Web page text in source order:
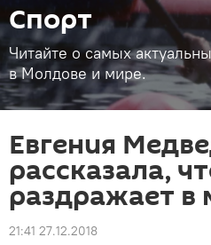
Спорт
Читайте о самых
в Молдове и мире.
Евгения
рассказала,
раздражает
21:41 27.12.2018